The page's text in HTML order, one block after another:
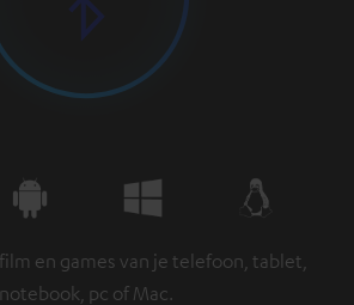
en games van je telefoon, tablet,
notebook, pc of Mac.